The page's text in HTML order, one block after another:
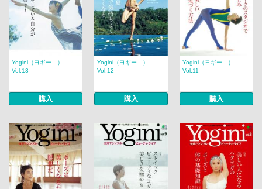
Yogini（ヨギーニ）
Vol.13
購入
Yogini（ヨギーニ）
Vol.12
購入
Yogini（ヨギーニ）
Vol.11
購入